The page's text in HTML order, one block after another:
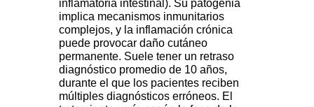
inflamatoria intestinal). Su patogenia
implica mecanismos inmunitarios
complejos, y la inflamación crónica
puede provocar daño cutáneo
permanente. Suele tener un retraso
diagnóstico promedio de 10 años,
durante el que los pacientes reciben
múltiples diagnósticos erróneos. El